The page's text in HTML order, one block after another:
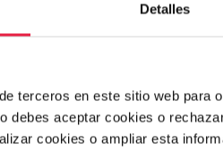
Detalles
terceros en este sitio web para
debes aceptar cookies o
cookies o ampliar esta
frente al consumo bajo demanda y las
el
repensar la estrategia de performance.
basada en data y creatividad
en la convergencia